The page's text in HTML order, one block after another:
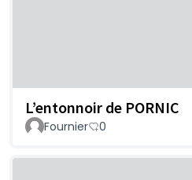
L’entonnoir de PORNIC
Fournier 0